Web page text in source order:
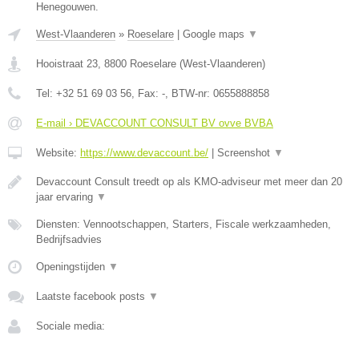
Henegouwen.
West-Vlaanderen » Roeselare Google maps ▼
Hooistraat 23, 8800 Roeselare (West-Vlaanderen)
Tel: +32 51 69 03 56, Fax: -, BTW-nr: 0655888858
E-mail › DEVACCOUNT CONSULT BV ovve BVBA
Website: https://www.devaccount.be/ Screenshot ▼
Devaccount Consult treedt op als KMO-adviseur met meer dan 20
jaar ervaring ▼
Diensten: Vennootschappen, Starters, Fiscale werkzaamheden,
Bedrijfsadvies
Openingstijden ▼
Laatste facebook posts ▼
Sociale media: